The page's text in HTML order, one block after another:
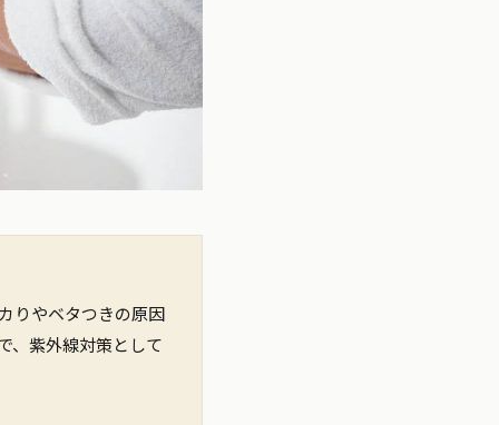
りやベタつきの原因
、紫外線対策として